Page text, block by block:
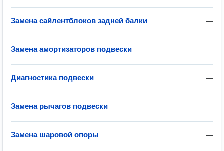
—
Замена сайлентблоков задней балки
—
Замена амортизаторов подвески
—
Диагностика подвески
—
Замена рычагов подвески
—
Замена шаровой опоры